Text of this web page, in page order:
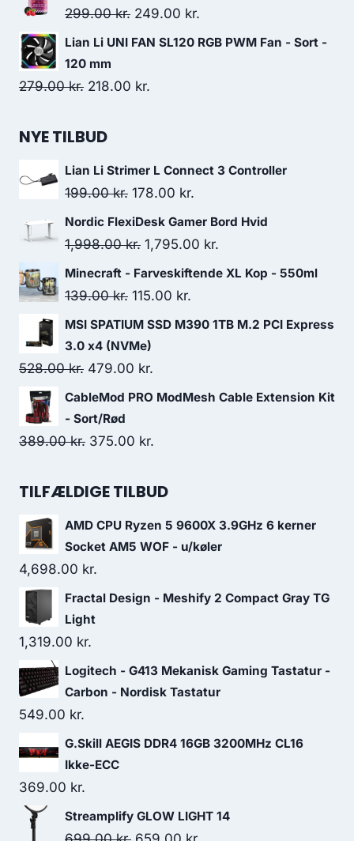
was:
is:
299.00kr. Original
price
299.00 kr..
249.00 kr.
price
Lian Li UNI FAN SL120 RGB PWM Fan - Sort -
120 mm
279.00kr. Original
was:
218.00 kr.
NYE TILBUD
Lian Li Strimer L Connect 3 Controller
199.00kr. Original
price
was:
178.00 kr.
price
is:
Nordic FlexiDesk Gamer Bord Hvid
1,998.00kr. Original
price
was:
1,795.00 kr.
price
Minecraft - Farveskiftende XL Kop - 550ml
139.00kr. Original
price
was:
139.00 kr..
115.00 kr.
price
MSI SPATIUM SSD M390 1TB M.2 PCI Express
3.0 x4 (NVMe)
528.00kr. Original
price
was:
528.00 kr..
479.00 kr.
price
CableMod PRO ModMesh Cable Extension Kit
- Sort/Rød
389.00kr. Original
was:
375.00 kr.
is:
TILFÆLDIGE TILBUD
AMD CPU Ryzen 5 9600X 3.9GHz 6 kerner
Socket AM5 WOF - u/køler
4,698.00 kr.
Fractal Design - Meshify 2 Compact Gray TG
Light
1,319.00 kr.
Logitech - G413 Mekanisk Gaming Tastatur -
Carbon - Nordisk Tastatur
549.00 kr.
G.Skill AEGIS DDR4 16GB 3200MHz CL16
Ikke-ECC
369.00 kr.
Streamplify GLOW LIGHT 14
Original